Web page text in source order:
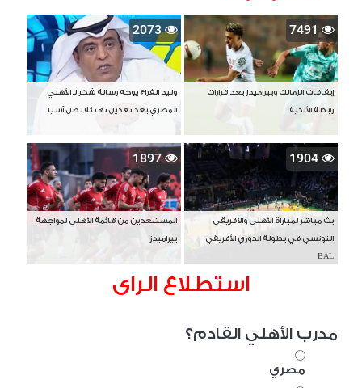
7491
إيقافات الزمالك وبيراميدز بعد قرارات
رابطة الأندية
2073
وليد الفراج يوجه رسالة شكر لـ الأهلي
المصري بعد تعديل تهنئة بطل آسيا
1904
بث مباشر لمباراة الأهلي والأفريقي
التونسي في بطولة الدوري الأفريقي
BAL
1897
المستبعدين من قائمة الأهلي لمواجهة
بيراميدز
استطلاع الراى
مدرب الأهلي القادم؟
مصري